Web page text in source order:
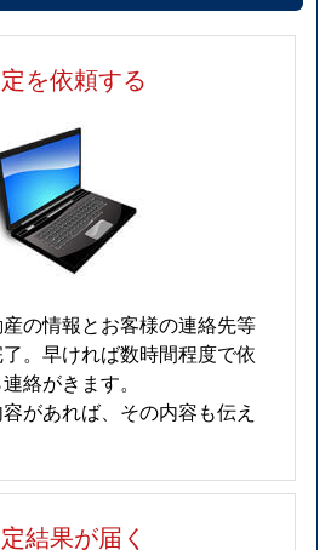
を依頼する
の情報とお客様の連絡先等
。早ければ数時間程度で依
絡がきます。
があれば、その内容も伝え
結果が届く